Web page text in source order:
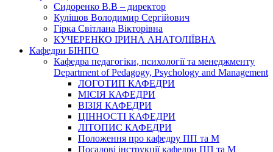
Сидоренко В.В – директор
Кулішов Володимир Сергійович
Гірка Світлана Вікторівна
КУЧЕРЕНКО ІРИНА АНАТОЛІЇВНА
Кафедри БІНПО
Кафедра педагогіки, психології та менеджменту
Department of Pedagogy, Psychology and Management
ЛОГОТИП КАФЕДРИ
МІСІЯ КАФЕДРИ
ВІЗІЯ КАФЕДРИ
ЦІННОСТІ КАФЕДРИ
ЛІТОПИС КАФЕДРИ
Положення про кафедру ПП та М
Посадові інструкції кафедри ПП та М